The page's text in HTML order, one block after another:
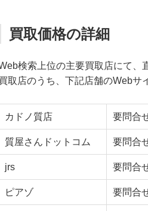
買取価格の詳細
検索上位の主要買取店にて、
取店のうち、下記店舗のWebサ
カドノ質店 要問合
質屋さんドットコム 要問合
jrs 要問合
ピアゾ 要問合